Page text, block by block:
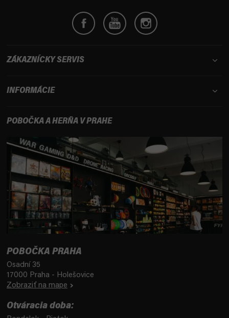
ZÁKAZNÍCKY SERVIS
INFORMÁCIE
POBOČKA A HERŇA V PRAHE
POBOČKA PRAHA
Osadní 35
17000 Praha - Holešovice
Zobraziť na mape
Otváracia doba: